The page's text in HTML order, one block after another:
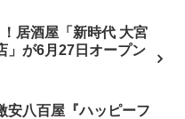
居酒屋「新時代 大宮
」が6月27日オープン
安八百屋『ハッピーフ